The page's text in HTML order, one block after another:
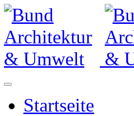
Startseite